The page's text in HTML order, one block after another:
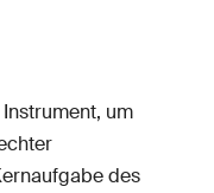
um
des